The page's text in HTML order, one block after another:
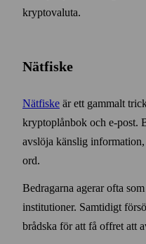
krypto­valuta.
Nätfiske
Nätfiske är ett gammalt
krypto­plån­bok och e‑post.
avslöja känslig
ord.
Bedragarna agerar ofta
institutioner. Sam­tidigt
brådska för att få offret att